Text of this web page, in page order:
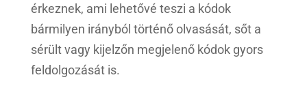
érkeznek, ami lehetővé teszi a kódok
bármilyen irányból történő olvasását, sőt a
sérült vagy kijelzőn megjelenő kódok gyors
feldolgozását is.